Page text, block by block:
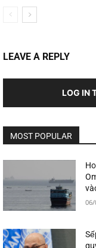
LEAVE A REPLY
LOG IN
MOST POPULAR